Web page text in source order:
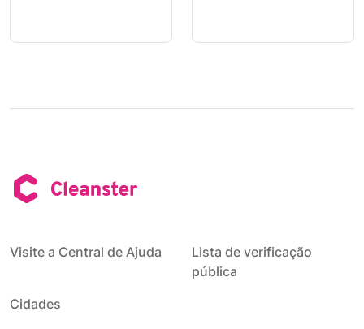
Visite a Central de Ajuda
Lista de verificação
pública
Cidades